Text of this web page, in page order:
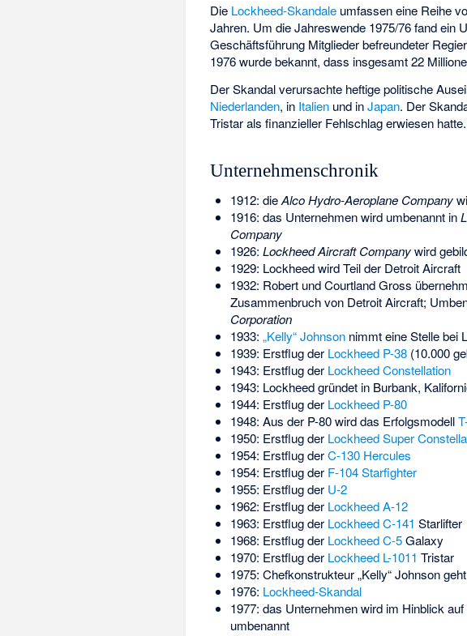
Die Lockheed-Skandale umfassen eine Reihe
Jahren. Um die Jahreswende 1975/76 fand ein
Geschäftsführung Mitglieder befreundeter
1976 wurde bekannt, dass insgesamt 22
Der Skandal verursachte heftige politische
Niederlanden, in Italien und inJapan. Der
Tristar als finanzieller Fehlschlag erwiesen hatte.
Unternehmenschronik
1912: dieAlco Hydro-Aeroplane Company
1916: das Unternehmen wird umbenannt in
Company
1926: Lockheed Aircraft Companywird
1929: Lockheed wird Teil der Detroit Aircraft
1932: Robert und Courtland Gross
Zusammenbruch von Detroit Aircraft;
Corporation
1933: „Kelly“ Johnsonnimmt eine Stelle bei
1939: Erstflug der Lockheed P-38(10.000
1943: Erstflug der Lockheed Constellation
1943: Lockheed gründet in Burbank,
1944: Erstflug der Lockheed P-80
1948: Aus der P-80 wird das Erfolgsmodell
1950: Erstflug der Lockheed Super
1954: Erstflug derC-130 Hercules
1954: Erstflug der F-104 Starfighter
1955: Erstflug der U-2
1962: Erstflug der Lockheed A-12
1963: Erstflug der Lockheed C-141 Starlifter
1968: Erstflug der Lockheed C-5Galaxy
1970: Erstflug der Lockheed L-1011 Tristar
1975: Chefkonstrukteur „Kelly“ Johnson
1976: Lockheed-Skandal
1977: das Unternehmen wird im Hinblick
umbenannt